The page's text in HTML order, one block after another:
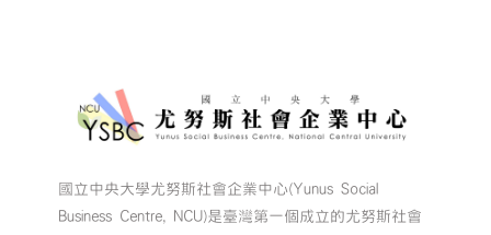
國立中央大學尤努斯社會企業中心(Yunus Social
Business Centre, NCU)是臺灣第一個成立的尤努斯社會